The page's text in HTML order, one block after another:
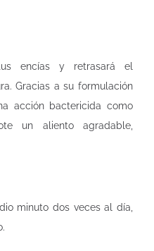
encías y retrasará el
Gracias a su formulación
acción bactericida como
un aliento agradable,
minuto dos veces al día,